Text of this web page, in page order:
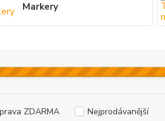
Markery
ZDARMA Nejprodávanější